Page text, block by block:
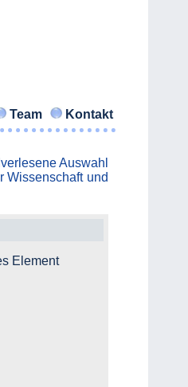
Team Kontakt
Auswahl
Wissenschaft und
Element